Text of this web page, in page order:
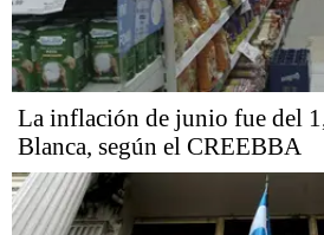
La inflación de junio fue del
Blanca, según el CREEBBA